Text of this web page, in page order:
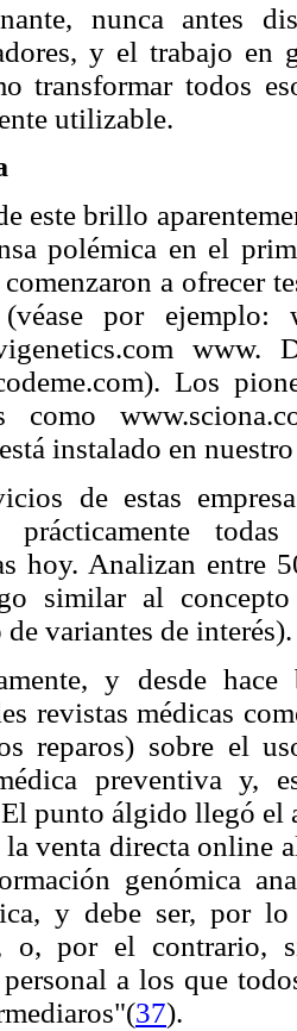
nunca antes
y el trabajo en
transformar todos
utilizable.
este brillo
polémica en el
a ofrecer
por ejemplo:
www.
Los
como
instalado en
de estas
prácticamente
hoy. Analizan entre
similar al
variantes de interés).
y desde hace
revistas médicas
reparos) sobre el
preventiva y,
punto álgido llegó el
venta directa online
genómica
y debe ser, por
o, por el contrario,
a los que
(37).